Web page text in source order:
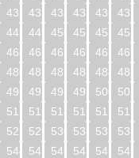
432
433 434 435 436 437
448
449 450 451 452 453
464
465 466 467 468 469
480
481 482 483 484 485
496
497 498 499 500 501
512
513 514 515 516 517
528
529 530 531 532 533
544
545 546 547 548 549